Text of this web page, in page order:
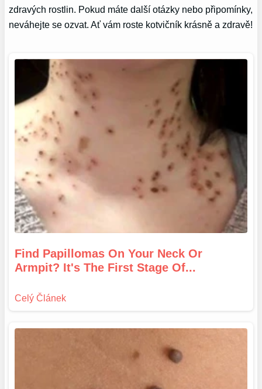
zdravých rostlin. Pokud máte další otázky nebo připomínky,
neváhejte se ozvat. Ať vám roste kotvičník krásně a zdravě!
Find Papillomas On Your Neck Or
Armpit? It's The First Stage Of...